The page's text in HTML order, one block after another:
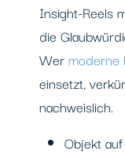
Insight-Reels
die
Wermoderne
einsetzt,
nachweislich.
Objekt